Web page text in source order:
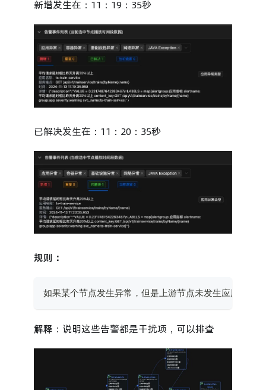
新增发生在：11：19：35秒
已解决发生在：11：20：35秒
规则：
如果某个节点发生异常，但是上游节点未发生应用异常
解释 ：说明这些告警都是干扰项，可以排查